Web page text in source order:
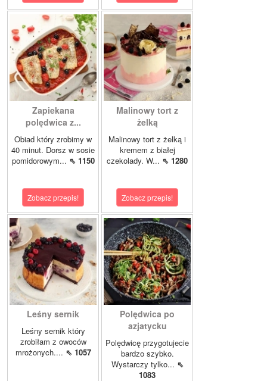
Zapiekana
polędwica z...
Obiad który zrobimy w
40 minut. Dorsz w sosie
pomidorowym... ⇖ 1150
Zobacz przepis!
Malinowy tort z
żelką
Malinowy tort z żelką i
kremem z białej
czekolady. W... ⇖ 1280
Zobacz przepis!
Leśny sernik
Leśny sernik który
zrobiłam z owoców
mrożonych.... ⇖ 1057
Polędwica po
azjatycku
Polędwicę przygotujecie
bardzo szybko.
Wystarczy tylko... ⇖
1083